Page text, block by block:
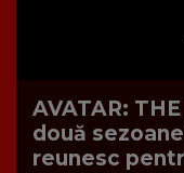
AVATAR:
două
reunesc